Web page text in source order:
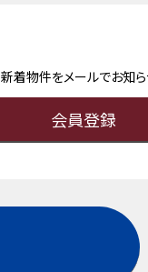
新着物件をメールでお知
会員登録